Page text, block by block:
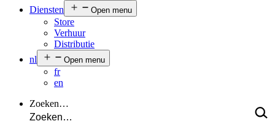
Diensten
Open menu
Store
Verhuur
Distributie
nl
Open menu
fr
en
Zoeken…